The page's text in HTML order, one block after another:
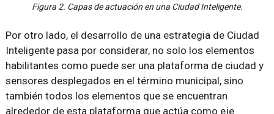
Figura 2. Capas de actuación en una Ciudad Inteligente.
Por otro lado, el desarrollo de una estrategia de Ciudad
Inteligente pasa por considerar, no solo los elementos
habilitantes como puede ser una plataforma de ciudad y
sensores desplegados en el término municipal, sino
también todos los elementos que se encuentran
alrededor de esta plataforma que actúa como eje